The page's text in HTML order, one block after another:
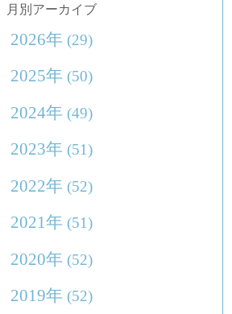
月別アーカイブ
2026年 (29)
2025年 (50)
2024年 (49)
2023年 (51)
2022年 (52)
2021年 (51)
2020年 (52)
2019年 (52)